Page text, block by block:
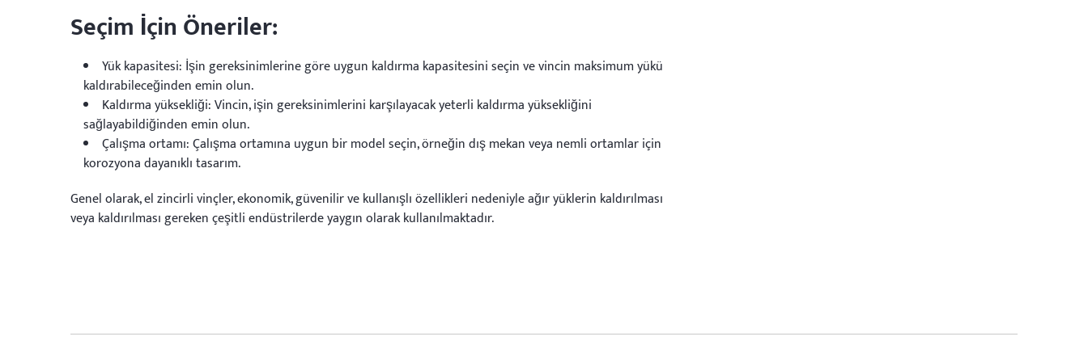
Seçim İçin Öneriler:
Yük kapasitesi: İşin gereksinimlerine göre uygun kaldırma kapasitesini seçin ve vincin maksimum yükü
kaldırabileceğinden emin olun.
Kaldırma yüksekliği: Vincin, işin gereksinimlerini karşılayacak yeterli kaldırma yüksekliğini
sağlayabildiğinden emin olun.
Çalışma ortamı: Çalışma ortamına uygun bir model seçin, örneğin dış mekan veya nemli ortamlar için
korozyona dayanıklı tasarım.
Genel olarak, el zincirli vinçler, ekonomik, güvenilir ve kullanışlı özellikleri nedeniyle ağır yüklerin kaldırılması
veya kaldırılması gereken çeşitli endüstrilerde yaygın olarak kullanılmaktadır.